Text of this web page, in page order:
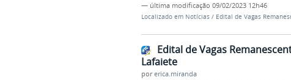
— última modificação 09/02/2023 12h46
Localizado em Notícias / Edital de Vagas
Edital de Vagas
Lafaiete
porerica.miranda